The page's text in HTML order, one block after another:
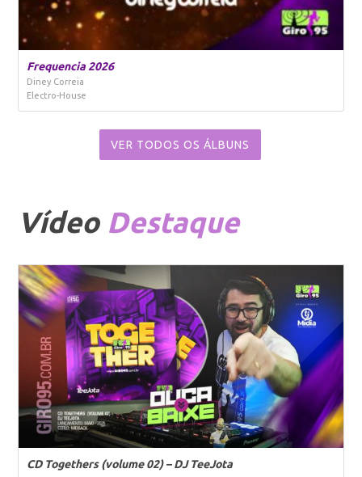
Frequencia 2026
Diney Correia
Electro-House
VER TODOS OS ÁLBUNS
Vídeo Destaque
CD Togethers (volume 02) – DJ TeeJota